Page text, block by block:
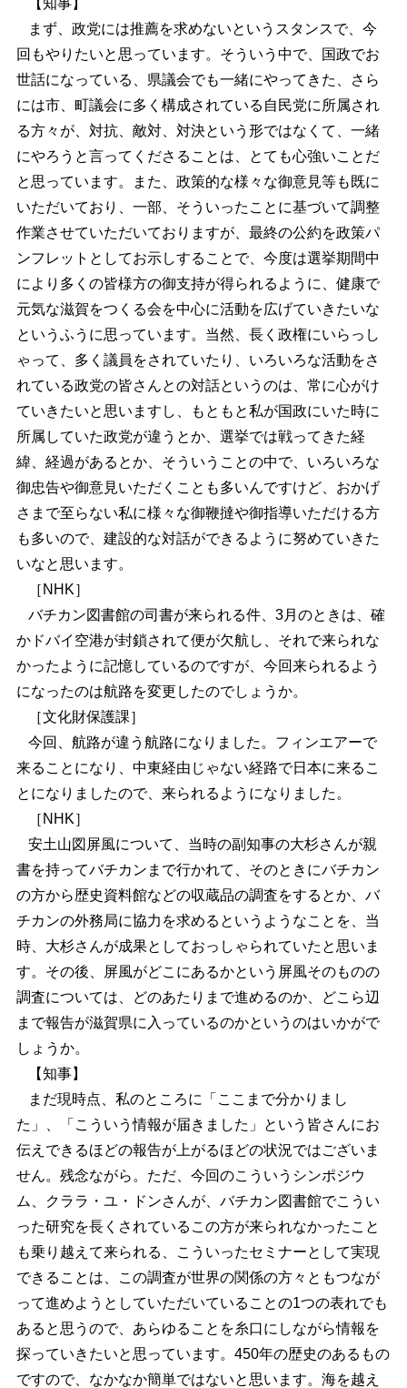
【知事】
まず、政党には推薦を求めないというスタンスで、今
回もやりたいと思っています。そういう中で、国政でお
世話になっている、県議会でも一緒にやってきた、さら
には市、町議会に多く構成されている自民党に所属され
る方々が、対抗、敵対、対決という形ではなくて、一緒
にやろうと言ってくださることは、とても心強いことだ
と思っています。また、政策的な様々な御意見等も既に
いただいており、一部、そういったことに基づいて調整
作業させていただいておりますが、最終の公約を政策パ
ンフレットとしてお示しすることで、今度は選挙期間中
により多くの皆様方の御支持が得られるように、健康で
元気な滋賀をつくる会を中心に活動を広げていきたいな
というふうに思っています。当然、長く政権にいらっし
ゃって、多く議員をされていたり、いろいろな活動をさ
れている政党の皆さんとの対話というのは、常に心がけ
ていきたいと思いますし、もともと私が国政にいた時に
所属していた政党が違うとか、選挙では戦ってきた経
緯、経過があるとか、そういうことの中で、いろいろな
御忠告や御意見いただくことも多いんですけど、おかげ
さまで至らない私に様々な御鞭撻や御指導いただける方
も多いので、建設的な対話ができるように努めていきた
いなと思います。
［NHK］
バチカン図書館の司書が来られる件、3月のときは、確
かドバイ空港が封鎖されて便が欠航し、それで来られな
かったように記憶しているのですが、今回来られるよう
になったのは航路を変更したのでしょうか。
［文化財保護課］
今回、航路が違う航路になりました。フィンエアーで
来ることになり、中東経由じゃない経路で日本に来るこ
とになりましたので、来られるようになりました。
［NHK］
安土山図屏風について、当時の副知事の大杉さんが親
書を持ってバチカンまで行かれて、そのときにバチカン
の方から歴史資料館などの収蔵品の調査をするとか、バ
チカンの外務局に協力を求めるというようなことを、当
時、大杉さんが成果としておっしゃられていたと思いま
す。その後、屏風がどこにあるかという屏風そのものの
調査については、どのあたりまで進めるのか、どこら辺
まで報告が滋賀県に入っているのかというのはいかがで
しょうか。
【知事】
まだ現時点、私のところに「ここまで分かりまし
た」、「こういう情報が届きました」という皆さんにお
伝えできるほどの報告が上がるほどの状況ではございま
せん。残念ながら。ただ、今回のこういうシンポジウ
ム、クララ・ユ・ドンさんが、バチカン図書館でこうい
った研究を長くされているこの方が来られなかったこと
も乗り越えて来られる、こういったセミナーとして実現
できることは、この調査が世界の関係の方々ともつなが
って進めようとしていただいていることの1つの表れでも
あると思うので、あらゆることを糸口にしながら情報を
探っていきたいと思っています。450年の歴史のあるもの
ですので、なかなか簡単ではないと思います。海を越え